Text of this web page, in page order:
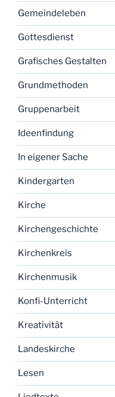
Gemeindeleben
Gottesdienst
Grafisches Gestalten
Grundmethoden
Gruppenarbeit
Ideenfindung
In eigener Sache
Kindergarten
Kirche
Kirchengeschichte
Kirchenkreis
Kirchenmusik
Konfi-Unterricht
Kreativität
Landeskirche
Lesen